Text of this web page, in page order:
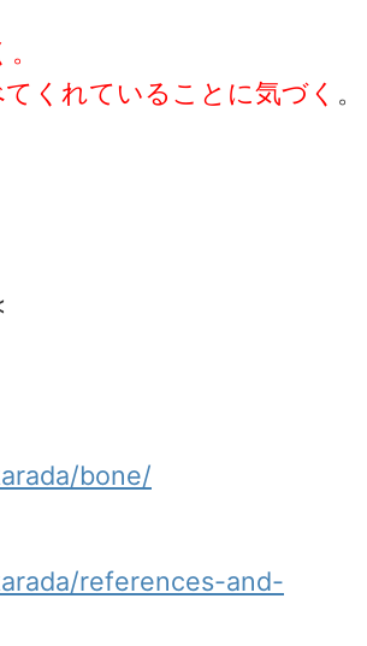
くれていることに気づく 。
bone/
references-and-